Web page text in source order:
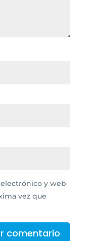
y web
vez que